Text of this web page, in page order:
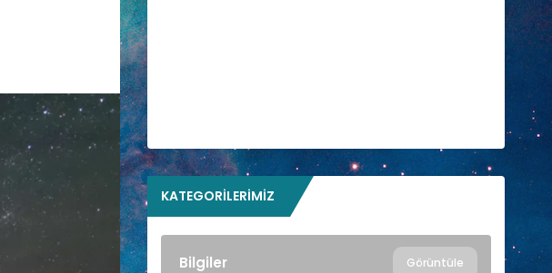
KATEGORILERIMIZ
Bilgiler Görüntüle